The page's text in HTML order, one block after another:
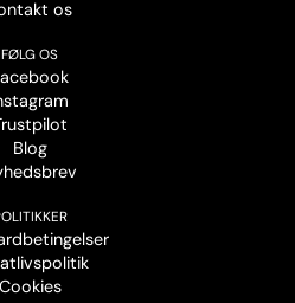
os
FØLG OS
Blog
Cookies